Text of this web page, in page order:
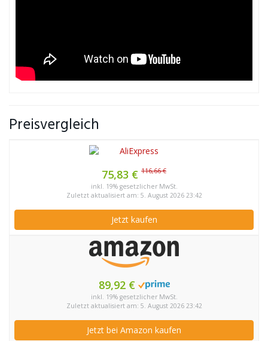
Preisvergleich
75,83 € 116,66 €
inkl. 19% gesetzlicher MwSt.
Zuletzt aktualisiert am: 5. August 2026 23:42
Jetzt kaufen
89,92 €
inkl. 19% gesetzlicher MwSt.
Zuletzt aktualisiert am: 5. August 2026 23:42
Jetzt bei Amazon kaufen